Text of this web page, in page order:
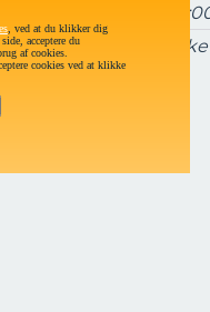
7:15 –
, ved at du klikker dig
acceptere du
af cookies.
cookies ved at klikke